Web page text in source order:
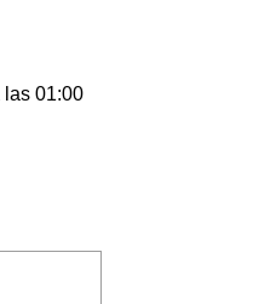
las 01:00